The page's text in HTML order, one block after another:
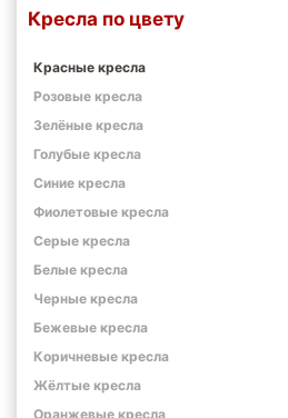
Кресла по цвету
Красные кресла
Розовые кресла
Зелёные кресла
Голубые кресла
Синие кресла
Фиолетовые кресла
Серые кресла
Белые кресла
Черные кресла
Бежевые кресла
Коричневые кресла
Жёлтые кресла
Оранжевые кресла